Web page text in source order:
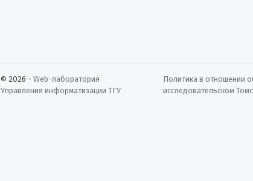
© 2026 - Web-лаборатория
Управления информатизации ТГУ
Политика в отношении
исследовательском